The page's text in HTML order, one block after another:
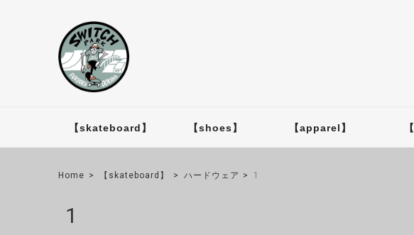
【skateboard】 【shoes】 【apparel】
Home 【skateboard】 ハードウェア 1
1